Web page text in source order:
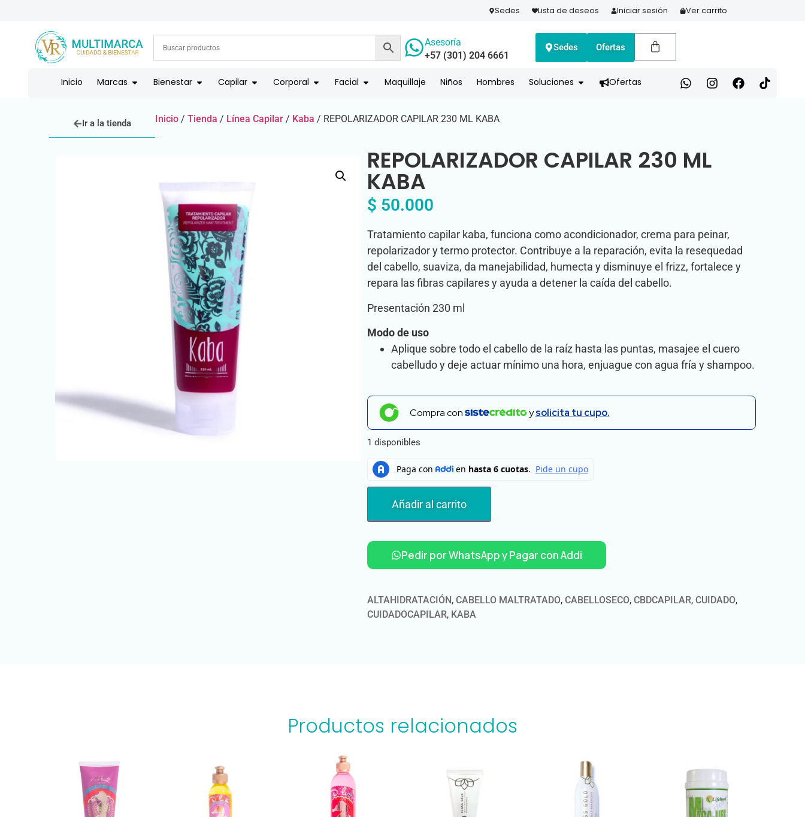
ENVÍOS A TODO EL PAÍS | RECIBIMOS TODOS LOS MEDIOS DE PAGO COMPRA HOY Y PAGA EN 3 CUOTAS CON ADDI
Sedes Lista de deseos Iniciar sesión Ver carrito
Asesoría
+57 (301) 204 6661
Sedes Ofertas
Inicio Marcas Bienestar Capilar Corporal Facial Maquillaje Niños Hombres Soluciones Ofertas
Ir a la tienda Inicio / Tienda / Línea Capilar / Kaba / REPOLARIZADOR CAPILAR 230 ML KABA
REPOLARIZADOR CAPILAR 230 ML
KABA
$ 50.000
Tratamiento capilar kaba, funciona como acondicionador, crema para peinar,
repolarizador y termo protector. Contribuye a la reparación, evita la resequedad
del cabello, suaviza, da manejabilidad, humecta y disminuye el frizz, fortalece y
repara las fibras capilares y ayuda a detener la caída del cabello.
Presentación 230 ml
Modo de uso
Aplique sobre todo el cabello de la raíz hasta las puntas, masajee el cuero
cabelludo y deje actuar mínimo una hora, enjuague con agua fría y shampoo.
Compra con ysolicita tu cupo.
1 disponibles
Añadir al carrito
Pedir por WhatsApp y Pagar con Addi
ALTAHIDRATACIÓN, CABELLO MALTRATADO, CABELLOSECO, CBDCAPILAR, CUIDADO,
CUIDADOCAPILAR, KABA
Productos relacionados